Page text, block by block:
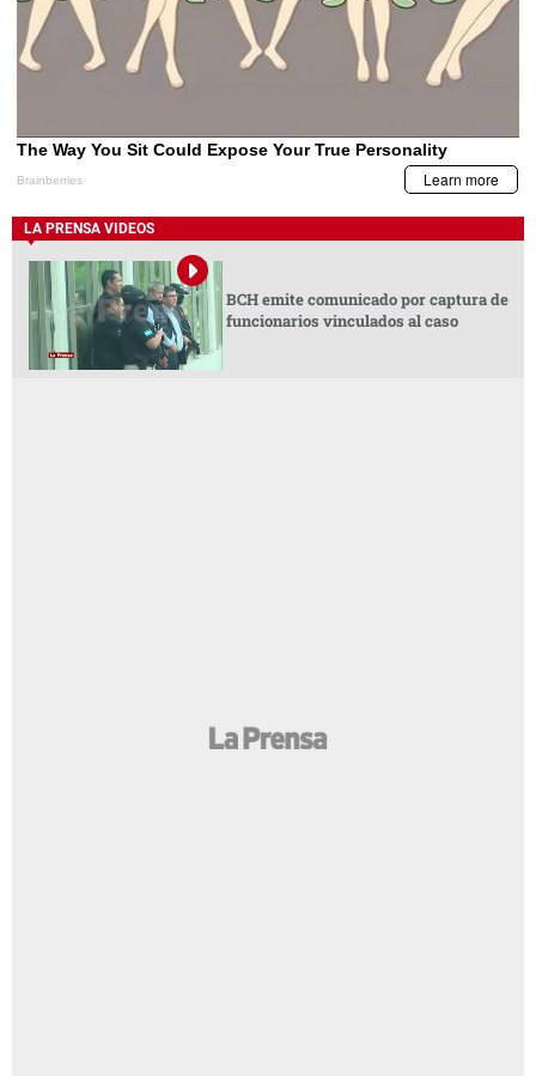
LA PRENSA VIDEOS
BCH emite comunicado por captura de
funcionarios vinculados al caso